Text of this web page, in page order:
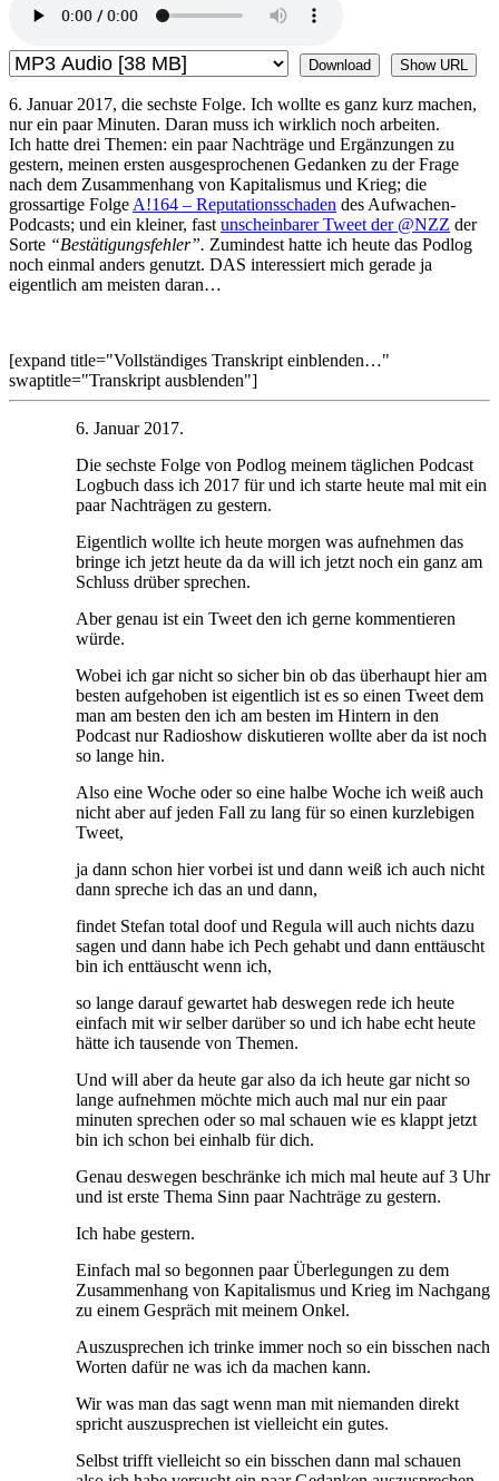
Download Show URL
6. Januar 2017, die sechste Folge. Ich wollte es ganz kurz machen,
nur ein paar Minuten. Daran muss ich wirklich noch arbeiten.
Ich hatte drei Themen: ein paar Nachträge und Ergänzungen zu
gestern, meinen ersten ausgesprochenen Gedanken zu der Frage
nach dem Zusammenhang von Kapitalismus und Krieg; die
grossartige Folge A!164 – Reputationsschaden des Aufwachen-
Podcasts; und ein kleiner, fast unscheinbarer Tweet der @NZZ der
Sorte “Bestätigungsfehler”. Zumindest hatte ich heute das Podlog
noch einmal anders genutzt. DAS interessiert mich gerade ja
eigentlich am meisten daran…
[expand title="Vollständiges Transkript einblenden…"
swaptitle="Transkript ausblenden"]
6. Januar 2017.
Die sechste Folge von Podlog meinem täglichen Podcast
Logbuch dass ich 2017 für und ich starte heute mal mit ein
paar Nachträgen zu gestern.
Eigentlich wollte ich heute morgen was aufnehmen das
bringe ich jetzt heute da da will ich jetzt noch ein ganz am
Schluss drüber sprechen.
Aber genau ist ein Tweet den ich gerne kommentieren
würde.
Wobei ich gar nicht so sicher bin ob das überhaupt hier am
besten aufgehoben ist eigentlich ist es so einen Tweet dem
man am besten den ich am besten im Hintern in den
Podcast nur Radioshow diskutieren wollte aber da ist noch
so lange hin.
Also eine Woche oder so eine halbe Woche ich weiß auch
nicht aber auf jeden Fall zu lang für so einen kurzlebigen
Tweet,
ja dann schon hier vorbei ist und dann weiß ich auch nicht
dann spreche ich das an und dann,
findet Stefan total doof und Regula will auch nichts dazu
sagen und dann habe ich Pech gehabt und dann enttäuscht
bin ich enttäuscht wenn ich,
so lange darauf gewartet hab deswegen rede ich heute
einfach mit wir selber darüber so und ich habe echt heute
hätte ich tausende von Themen.
Und will aber da heute gar also da ich heute gar nicht so
lange aufnehmen möchte mich auch mal nur ein paar
minuten sprechen oder so mal schauen wie es klappt jetzt
bin ich schon bei einhalb für dich.
Genau deswegen beschränke ich mich mal heute auf 3 Uhr
und ist erste Thema Sinn paar Nachträge zu gestern.
Ich habe gestern.
Einfach mal so begonnen paar Überlegungen zu dem
Zusammenhang von Kapitalismus und Krieg im Nachgang
zu einem Gespräch mit meinem Onkel.
Auszusprechen ich trinke immer noch so ein bisschen nach
Worten dafür ne was ich da machen kann.
Wir was man das sagt wenn man mit niemanden direkt
spricht auszusprechen ist vielleicht ein gutes.
Selbst trifft vielleicht so ein bisschen dann mal schauen